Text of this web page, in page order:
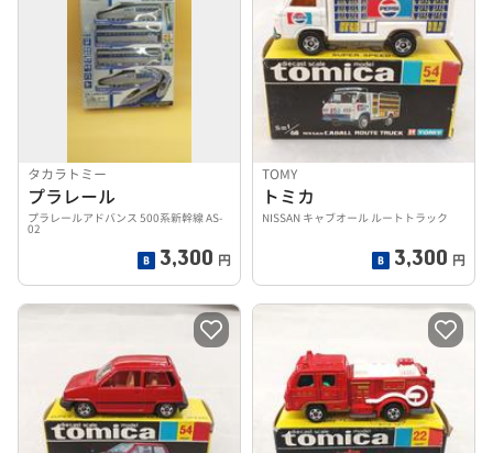
タカラトミー
プラレール
プラレールアドバンス 500系新幹線 AS-
02
3,300 円
TOMY
トミカ
NISSAN キャブオール ルートトラック
3,300 円